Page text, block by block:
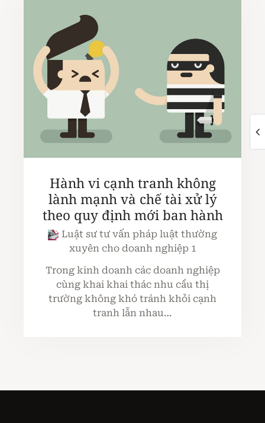
Hành vi cạnh tranh không
lành mạnh và chế tài xử lý
theo quy định mới ban hành
Luật sư tư vấn pháp luật thường
xuyên cho doanh nghiệp 1
Trong kinh doanh các doanh nghiệp
cùng khai khai thác nhu cầu thị
trường không khó tránh khỏi cạnh
tranh lẫn nhau…